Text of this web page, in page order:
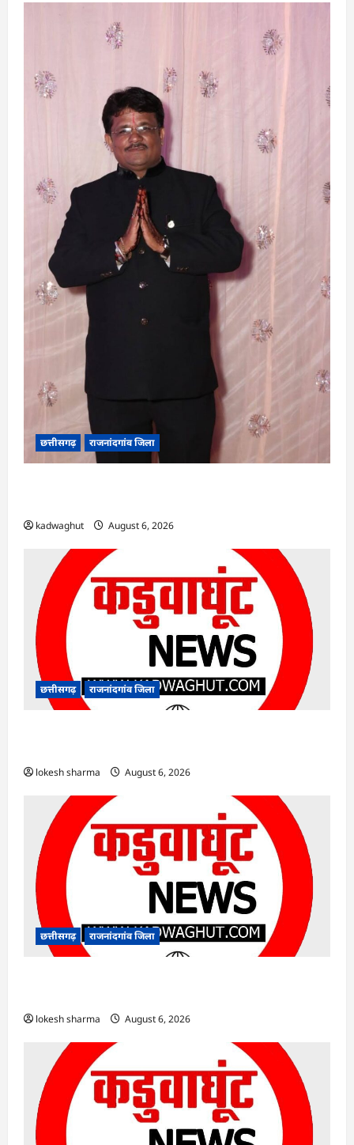
छत्तीसगढ़ राजनांदगांव जिला
kadwaghut August 6, 2026
छत्तीसगढ़ राजनांदगांव जिला
lokesh sharma August 6, 2026
छत्तीसगढ़ राजनांदगांव जिला
lokesh sharma August 6, 2026